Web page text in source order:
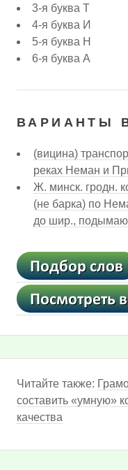
3-я буква Т
4-я буква И
5-я буква Н
6-я буква А
ВАРИАНТЫ
(вицина)
реках Неман и
Ж. минск. гродн.
(не барка) по
до шир.,
Читайте также:
составить «умную»
качества